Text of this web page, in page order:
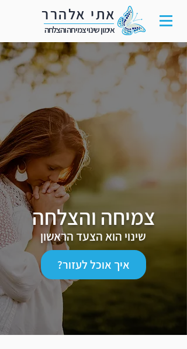
אתי אלהרר
אימון שינוי צמיחה והצלחה
צמיחה והצלחה
שינוי הוא הצעד הראשון
?איך אוכל לעזור